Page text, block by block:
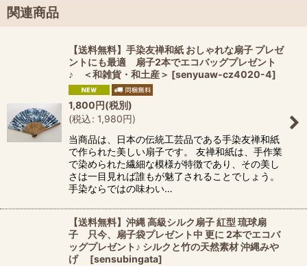
関連商品
【送料無料】手染友禅和紙 おしゃれな扇子 プレゼ
ントにも最適 扇子2本でエコバッグプレゼント
♪ ＜和雑貨・和土産＞ [senyuaw-cz4020-4]
1,800円(税別)
(税込: 1,980円)
当商品は、日本の伝統工芸品である手染友禅和紙
で作られた美しい扇子です。 友禅和紙は、手作業
で染められた繊細な模様が特徴であり、その美し
さは一目見れば誰もが魅了されることでしょう。
手染ならではの味わい…
【送料無料】沖縄 高級シルク扇子 紅型 琉球扇
子 只今、扇子袋プレゼント中 更に 2本でエコバ
ッグプレゼント♪ シルクと竹の天然素材 沖縄みや
げ
[sensubingata]